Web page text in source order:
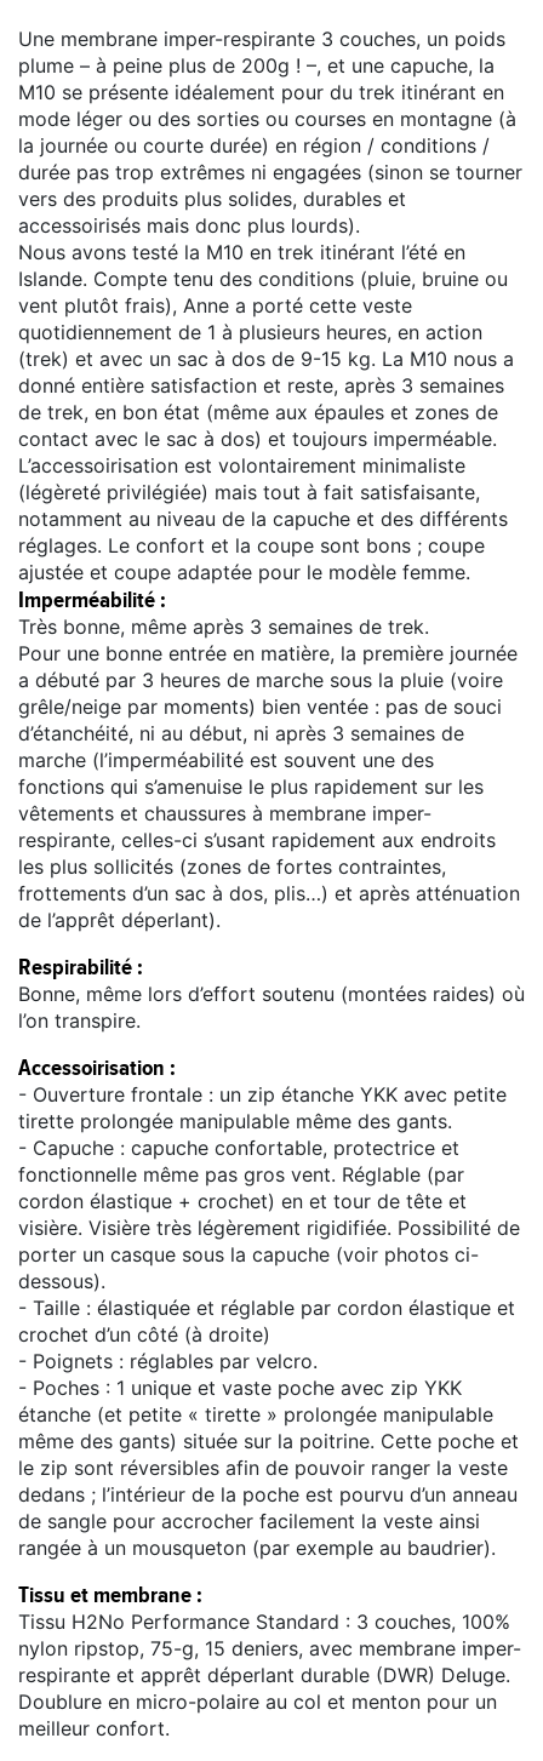
Une membrane imper-respirante 3 couches, un poids
plume – à peine plus de 200g ! –, et une capuche, la
M10 se présente idéalement pour du trek itinérant en
mode léger ou des sorties ou courses en montagne (à
la journée ou courte durée) en région / conditions /
durée pas trop extrêmes ni engagées (sinon se tourner
vers des produits plus solides, durables et
accessoirisés mais donc plus lourds).
Nous avons testé la M10 en trek itinérant l’été en
Islande. Compte tenu des conditions (pluie, bruine ou
vent plutôt frais), Anne a porté cette veste
quotidiennement de 1 à plusieurs heures, en action
(trek) et avec un sac à dos de 9-15 kg. La M10 nous a
donné entière satisfaction et reste, après 3 semaines
de trek, en bon état (même aux épaules et zones de
contact avec le sac à dos) et toujours imperméable.
L’accessoirisation est volontairement minimaliste
(légèreté privilégiée) mais tout à fait satisfaisante,
notamment au niveau de la capuche et des différents
réglages. Le confort et la coupe sont bons ; coupe
ajustée et coupe adaptée pour le modèle femme.
Imperméabilité :
Très bonne, même après 3 semaines de trek.
Pour une bonne entrée en matière, la première journée
a débuté par 3 heures de marche sous la pluie (voire
grêle/neige par moments) bien ventée : pas de souci
d’étanchéité, ni au début, ni après 3 semaines de
marche (l’imperméabilité est souvent une des
fonctions qui s’amenuise le plus rapidement sur les
vêtements et chaussures à membrane imper-
respirante, celles-ci s’usant rapidement aux endroits
les plus sollicités (zones de fortes contraintes,
frottements d’un sac à dos, plis…) et après atténuation
de l’apprêt déperlant).
Respirabilité :
Bonne, même lors d’effort soutenu (montées raides) où
l’on transpire.
Accessoirisation :
- Ouverture frontale : un zip étanche YKK avec petite
tirette prolongée manipulable même des gants.
- Capuche : capuche confortable, protectrice et
fonctionnelle même pas gros vent. Réglable (par
cordon élastique + crochet) en et tour de tête et
visière. Visière très légèrement rigidifiée. Possibilité de
porter un casque sous la capuche (voir photos ci-
dessous).
- Taille : élastiquée et réglable par cordon élastique et
crochet d’un côté (à droite)
- Poignets : réglables par velcro.
- Poches : 1 unique et vaste poche avec zip YKK
étanche (et petite « tirette » prolongée manipulable
même des gants) située sur la poitrine. Cette poche et
le zip sont réversibles afin de pouvoir ranger la veste
dedans ; l’intérieur de la poche est pourvu d’un anneau
de sangle pour accrocher facilement la veste ainsi
rangée à un mousqueton (par exemple au baudrier).
Tissu et membrane :
Tissu H2No Performance Standard : 3 couches, 100%
nylon ripstop, 75-g, 15 deniers, avec membrane imper-
respirante et apprêt déperlant durable (DWR) Deluge.
Doublure en micro-polaire au col et menton pour un
meilleur confort.